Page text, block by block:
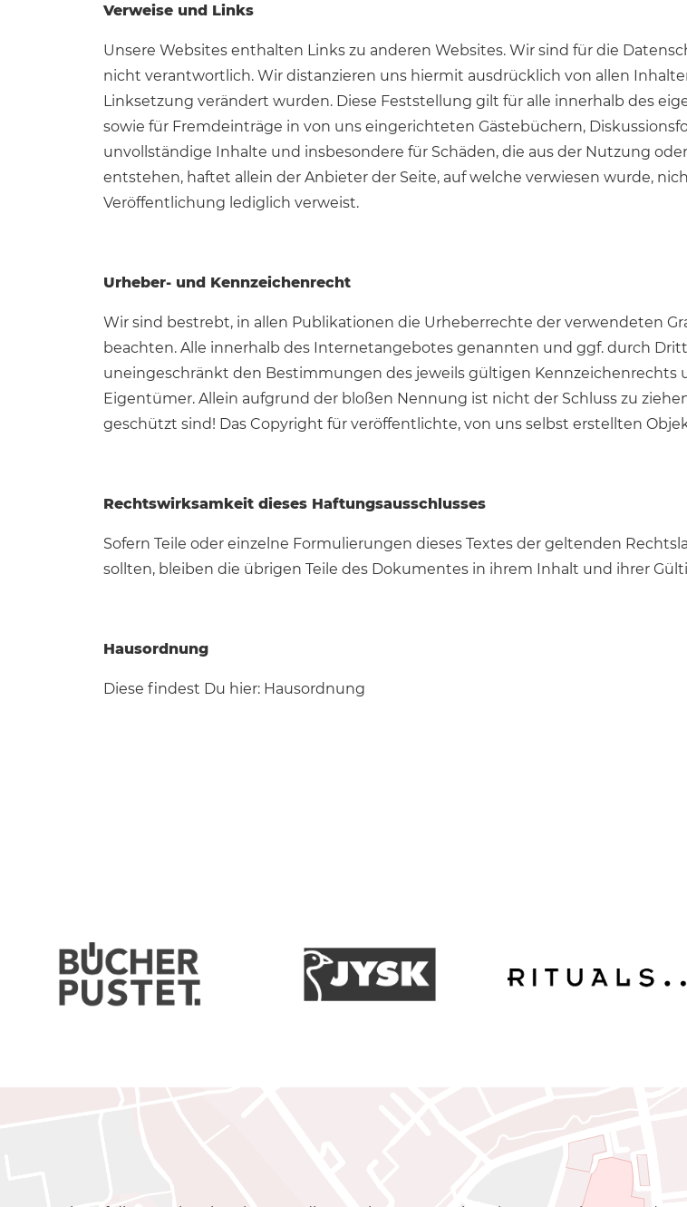
Verweise und Links
Unsere Websites enthalten Links zu anderen Websites. Wir sind für die
nicht verantwortlich. Wir distanzieren uns hiermit ausdrücklich von allen
Linksetzung verändert wurden. Diese Feststellung gilt für alle innerhalb des
sowie für Fremdeinträge in von uns eingerichteten Gästebüchern,
unvollständige Inhalte und insbesondere für Schäden, die aus der Nutzung
entstehen, haftet allein der Anbieter der Seite, auf welche verwiesen wurde,
Veröffentlichung lediglich verweist.
Urheber- und Kennzeichenrecht
Wir sind bestrebt, in allen Publikationen die Urheberrechte der verwendeten
beachten. Alle innerhalb des Internetangebotes genannten und ggf. durch
uneingeschränkt den Bestimmungen des jeweils gültigen
Eigentümer. Allein aufgrund der bloßen Nennung ist nicht der Schluss zu
geschützt sind! Das Copyright für veröffentlichte, von uns selbst erstellten
Rechtswirksamkeit dieses Haftungsausschlusses
Sofern Teile oder einzelne Formulierungen dieses Textes der geltenden
sollten, bleiben die übrigen Teile des Dokumentes in ihrem Inhalt und ihrer
Hausordnung
Diese findest Du hier: Hausordnung